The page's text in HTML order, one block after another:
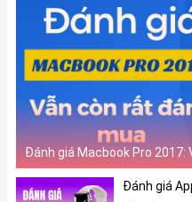
Đánh giá Macbook Pro
Đánh giá